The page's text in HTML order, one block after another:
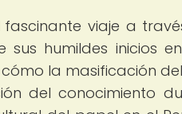
fascinante viaje a
humildes inicios
la masificación
del conocimiento